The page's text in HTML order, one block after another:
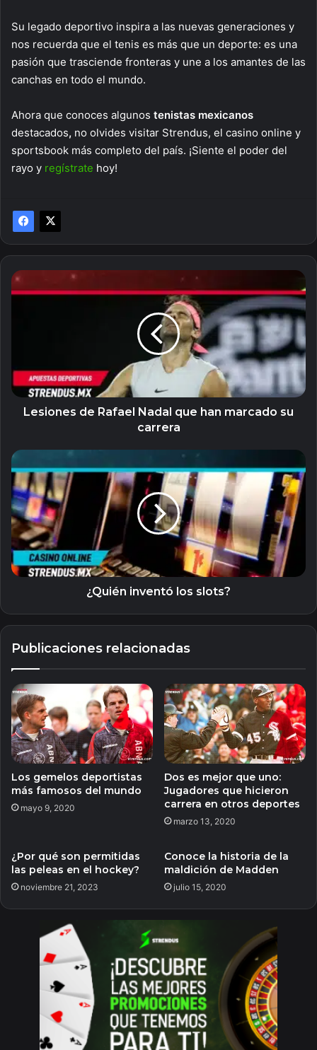
Su legado deportivo inspira a las nuevas generaciones y
nos recuerda que el tenis es más que un deporte: es una
pasión que trasciende fronteras y une a los amantes de las
canchas en todo el mundo.
Ahora que conoces algunos tenistas mexicanos
destacados, no olvides visitar Strendus, el casino online y
sportsbook más completo del país. ¡Siente el poder del
rayo y regístrate hoy!
Lesiones
de
carrera
Lesiones de Rafael Nadal que han marcado su
carrera
¿Quién
inventó
los
slots?
¿Quién inventó los slots?
Publicaciones relacionadas
Los gemelos deportistas
más famosos del mundo
mayo 9, 2020
Dos es mejor que uno:
Jugadores que hicieron
carrera en otros deportes
marzo 13, 2020
¿Por qué son permitidas
las peleas en el hockey?
noviembre 21, 2023
Conoce la historia de la
maldición de Madden
julio 15, 2020